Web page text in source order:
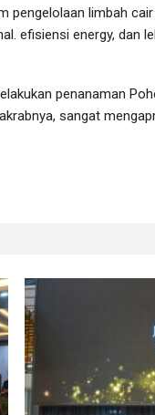
pengelolaan limbah
efisiensi energy, dan
penanaman
sangat